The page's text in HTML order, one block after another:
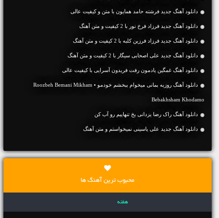
دانلود آهنگ جديد فرشته حامد همایون با متن و کیفیت عالی
دانلود آهنگ جديد فرزاد فرخ نور با 2 کیفیت و متن آهنگ
دانلود آهنگ جديد فرزاد فرزین کلبه با 2 کیفیت و متن آهنگ
دانلود آهنگ جديد علی اصحابی سیگار با 2 کیفیت و متن آهنگ
دانلود آهنگ غمگین یادمون رفت فریدون آسرایی با کیفیت عالی
دانلود آهنگ روزبه بمانی میخوام ببخشم خودمو • Roozbeh Bemani Mikham
Bebakhsham Khodamo
دانلود آهنگ راک رضا یزدانی یخ تنهاییم رو آب کن
دانلود آهنگ جديد علی یاسینی نمیخواستم و متن آهنگ
محبوب ترین آهنگ ها
هفته